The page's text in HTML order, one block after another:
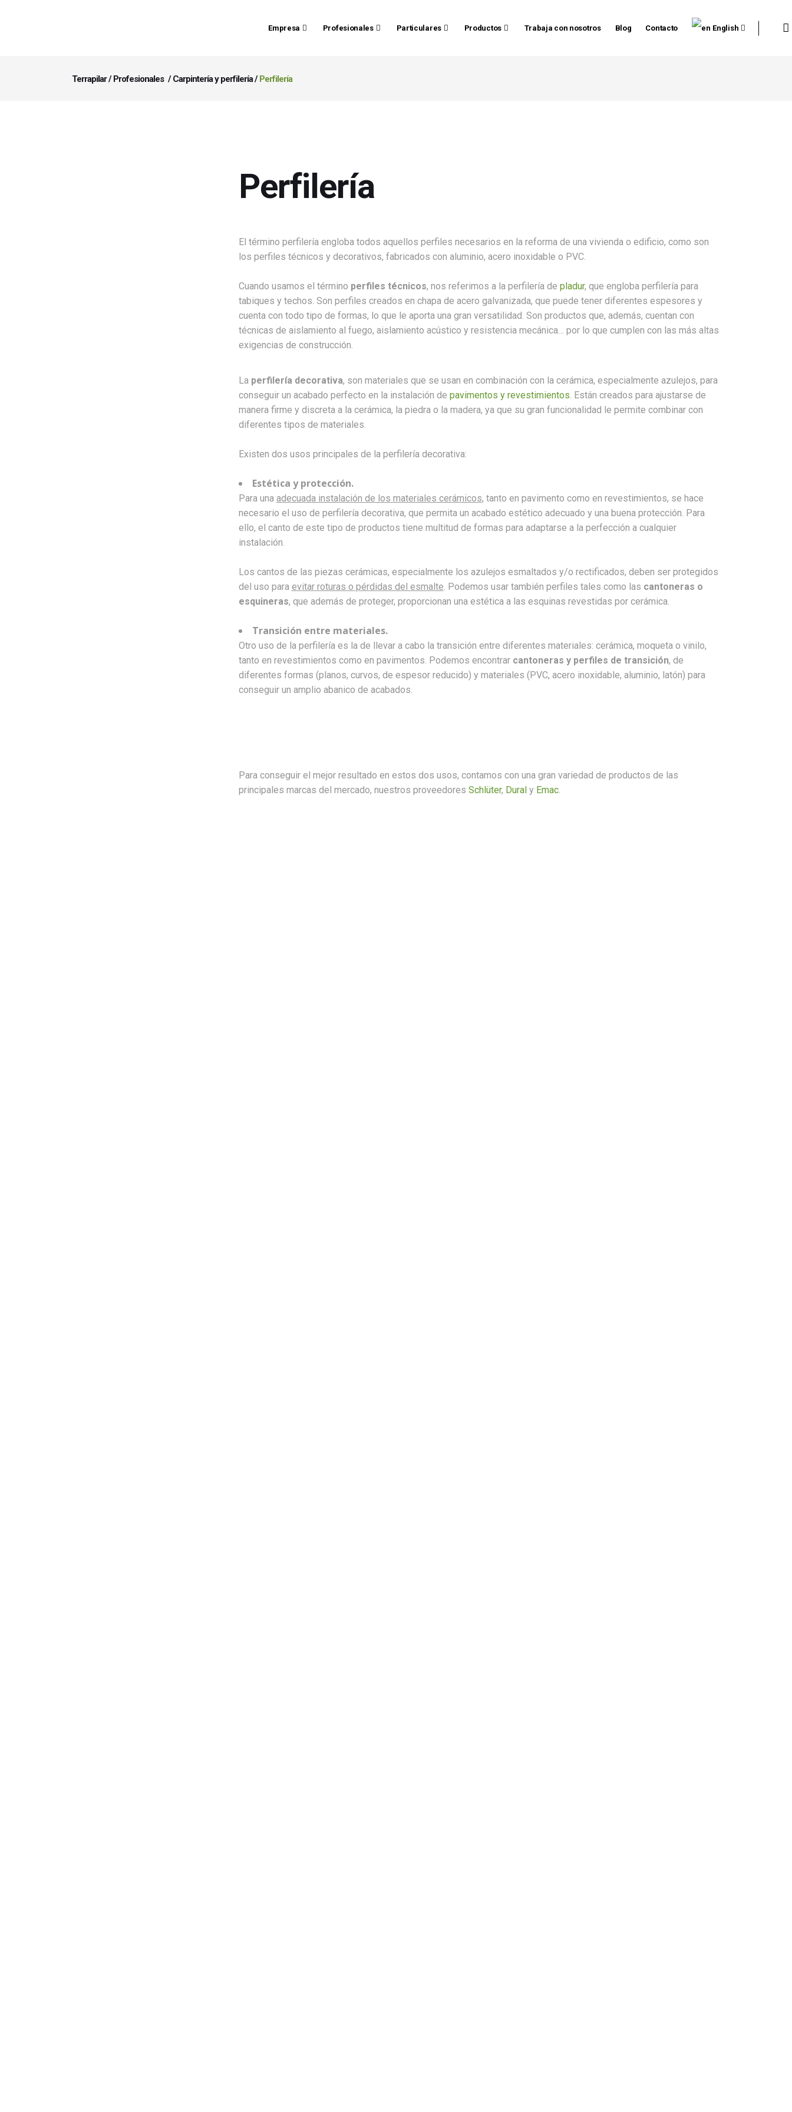
Empresa Profesionales Particulares Productos Trabaja con nosotros Blog Contacto English
Terrapilar/Profesionales /Carpintería y perfilería/Perfilería
Perfilería
El término perfilería engloba todos aquellos perfiles necesarios en la reforma de una vivienda o edificio, como son
los perfiles técnicos y decorativos, fabricados con aluminio, acero inoxidable o PVC.
Cuando usamos el término perfiles técnicos, nos referimos a la perfilería de pladur, que engloba perfilería para
tabiques y techos. Son perfiles creados en chapa de acero galvanizada, que puede tener diferentes espesores y
cuenta con todo tipo de formas, lo que le aporta una gran versatilidad. Son productos que, además, cuentan con
técnicas de aislamiento al fuego, aislamiento acústico y resistencia mecánica… por lo que cumplen con las más altas
exigencias de construcción.
La perfilería decorativa, son materiales que se usan en combinación con la cerámica, especialmente azulejos, para
conseguir un acabado perfecto en la instalación de pavimentos y revestimientos. Están creados para ajustarse de
manera firme y discreta a la cerámica, la piedra o la madera, ya que su gran funcionalidad le permite combinar con
diferentes tipos de materiales.
Existen dos usos principales de la perfilería decorativa:
Estética y protección.
Para una adecuada instalación de los materiales cerámicos, tanto en pavimento como en revestimientos, se hace
necesario el uso de perfilería decorativa, que permita un acabado estético adecuado y una buena protección. Para
ello, el canto de este tipo de productos tiene multitud de formas para adaptarse a la perfección a cualquier
instalación.
Los cantos de las piezas cerámicas, especialmente los azulejos esmaltados y/o rectificados, deben ser protegidos
del uso para evitar roturas o pérdidas del esmalte. Podemos usar también perfiles tales como las cantoneras o
esquineras, que además de proteger, proporcionan una estética a las esquinas revestidas por cerámica.
Transición entre materiales.
Otro uso de la perfilería es la de llevar a cabo la transición entre diferentes materiales: cerámica, moqueta o vinilo,
tanto en revestimientos como en pavimentos. Podemos encontrar cantoneras y perfiles de transición, de
diferentes formas (planos, curvos, de espesor reducido) y materiales (PVC, acero inoxidable, aluminio, latón) para
conseguir un amplio abanico de acabados.
Para conseguir el mejor resultado en estos dos usos, contamos con una gran variedad de productos de las
principales marcas del mercado, nuestros proveedores Schlüter, Duraly Emac.